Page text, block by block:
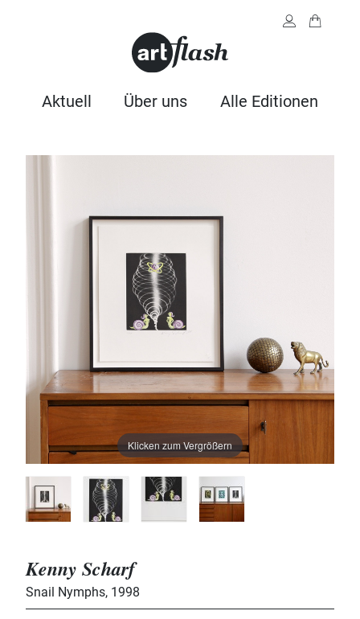
Aktuell Über uns Alle Editionen
Klicken zum Vergrößern
Kenny Scharf
Snail Nymphs, 1998